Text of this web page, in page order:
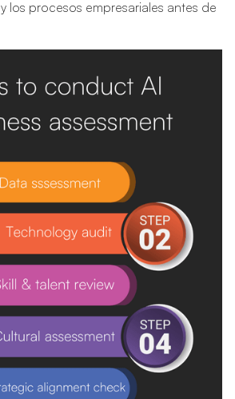
los procesos empresariales antes de